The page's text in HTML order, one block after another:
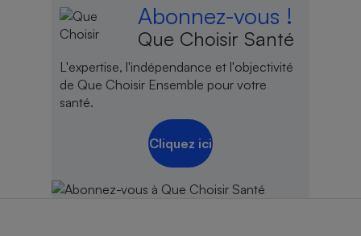
Abonnez-vous !
Que Choisir Santé
L'expertise, l'indépendance et l'objectivité
de Que Choisir Ensemble pour votre
santé.
Cliquez ici